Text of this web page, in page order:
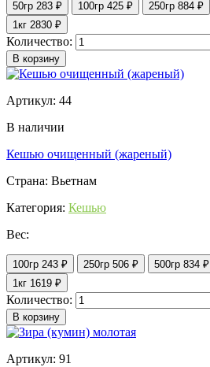
50гр 283 ₽ 100гр 425 ₽ 250гр 884 ₽
1кг 2830 ₽
Количество:
В корзину
Артикул: 44
В наличии
Кешью очищенный (жареный)
Страна: Вьетнам
Категория: Кешью
Вес:
100гр 243 ₽ 250гр 506 ₽ 500гр 834 ₽
1кг 1619 ₽
Количество:
В корзину
Артикул: 91